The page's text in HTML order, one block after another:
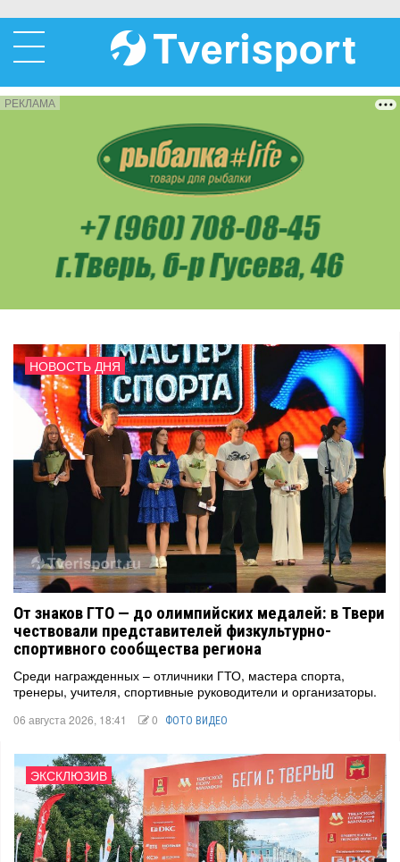
РЕКЛАМА
НОВОСТЬ ДНЯ
От знаков ГТО — до олимпийских медалей: в Твери
чествовали представителей физкультурно-
спортивного сообщества региона
Среди награжденных – отличники ГТО, мастера спорта,
тренеры, учителя, спортивные руководители и организаторы.
06 августа 2026, 18:41 0 ФОТО ВИДЕО
ЭКСКЛЮЗИВ